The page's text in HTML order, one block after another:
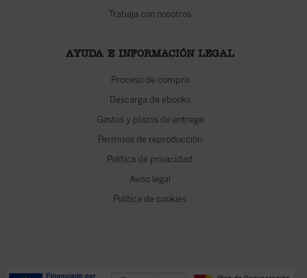
Trabaja con nosotros
AYUDA E INFORMACIÓN LEGAL
Proceso de compra
Descarga de ebooks
Gastos y plazos de entrega
Permisos de reproducción
Política de privacidad
Aviso legal
Política de cookies